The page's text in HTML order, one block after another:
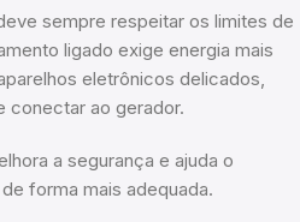
sempre respeitar os limites de
ligado exige energia mais
eletrônicos delicados,
conectar ao gerador.
a segurança e ajuda o
forma mais adequada.